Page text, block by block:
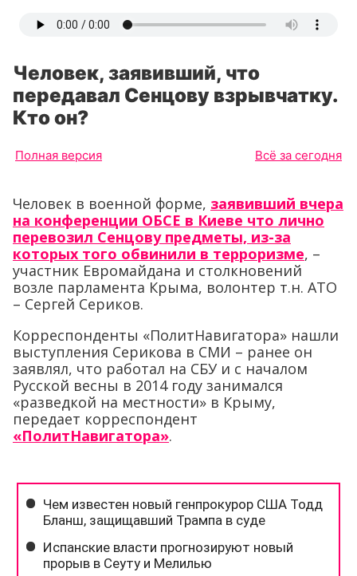
Человек, заявивший, что
передавал Сенцову взрывчатку.
Кто он?
Полная версия Всё за сегодня
Человек в военной форме, заявивший вчера
на конференции ОБСЕ в Киеве что лично
перевозил Сенцову предметы, из-за
которых того обвинили в терроризме, –
участник Евромайдана и столкновений
возле парламента Крыма, волонтер т.н. АТО
– Сергей Сериков.
Корреспонденты «ПолитНавигатора» нашли
выступления Серикова в СМИ – ранее он
заявлял, что работал на СБУ и с началом
Русской весны в 2014 году занимался
«разведкой на местности» в Крыму,
передает корреспондент
«ПолитНавигатора».